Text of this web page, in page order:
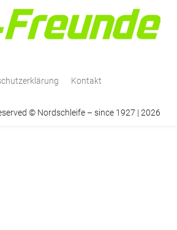
Kontakt
© Nordschleife – since 1927 | 2026